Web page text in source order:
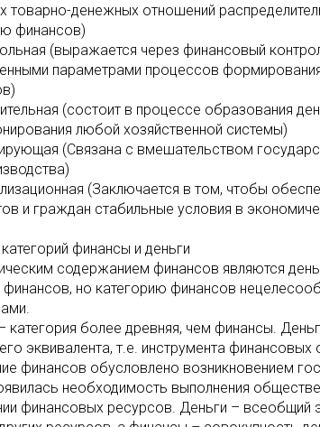
товарно-денежных отношений
финансов)
(выражается через финансовый
параметрами процессов
(состоит в процессе образования
любой хозяйственной системы)
(Связана с вмешательством
(Заключается в том, чтобы
и граждан стабильные условия в
финансы и деньги
содержанием финансов являются
но категорию финансов
категория более древняя, чем финансы.
эквивалента, т.е. инструмента финансовых
финансов обусловлено возникновением
необходимость выполнения
финансовых ресурсов. Деньги – всеобщий